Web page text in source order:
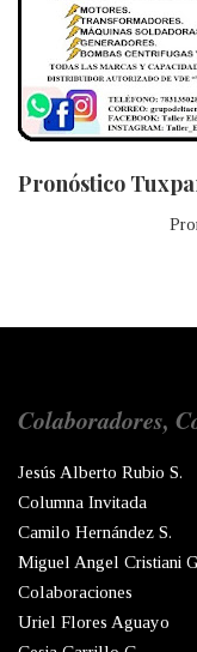
Pronóstico
Colaboradores,
Jesús Alberto Rubio S.
Columna Invitada
Camilo Hernández S.
Miguel Angel Cristiani
Colaboraciones
Uriel Flores Aguayo